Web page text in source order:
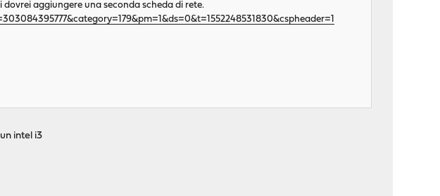
aggiungere una seconda scheda di rete.
intel i3